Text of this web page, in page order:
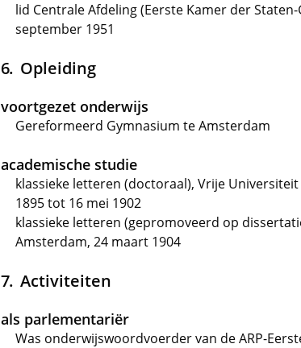
lid Centrale Afdeling (Eerste Kamer der
september 1951
Opleiding
voortgezet onderwijs
Gereformeerd Gymnasium te Amsterdam
academische studie
klassieke letteren (doctoraal), Vrije
1895 tot 16 mei 1902
klassieke letteren (gepromoveerd op
Amsterdam, 24 maart 1904
Activiteiten
als parlementariër
Was onderwijswoordvoerder van de ARP-